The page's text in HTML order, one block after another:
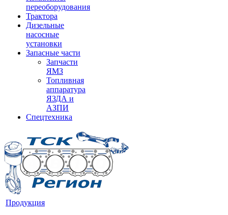
переоборудования
Трактора
Дизельные
насосные
установки
Запасные части
Запчасти
ЯМЗ
Топливная
аппаратура
ЯЗДА и
АЗПИ
Спецтехника
Продукция